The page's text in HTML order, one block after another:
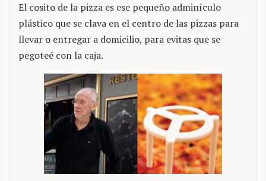
El cosito de la pizza es ese pequeño adminículo
plástico que se clava en el centro de las pizzas para
llevar o entregar a domicilio, para evitas que se
pegoteé con la caja.